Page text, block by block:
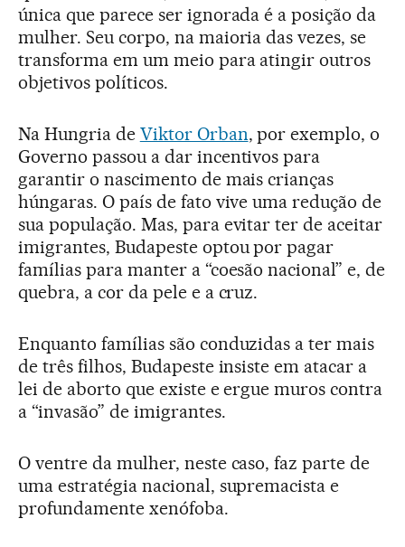
única que parece ser ignorada é a posição da
mulher. Seu corpo, na maioria das vezes, se
transforma em um meio para atingir outros
objetivos políticos.
Na Hungria de Viktor Orban, por exemplo, o
Governo passou a dar incentivos para
garantir o nascimento de mais crianças
húngaras. O país de fato vive uma redução de
sua população. Mas, para evitar ter de aceitar
imigrantes, Budapeste optou por pagar
famílias para manter a “coesão nacional” e, de
quebra, a cor da pele e a cruz.
Enquanto famílias são conduzidas a ter mais
de três filhos, Budapeste insiste em atacar a
lei de aborto que existe e ergue muros contra
a “invasão” de imigrantes.
O ventre da mulher, neste caso, faz parte de
uma estratégia nacional, supremacista e
profundamente xenófoba.